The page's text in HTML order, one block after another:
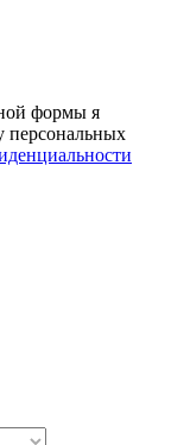
формы я
персональных